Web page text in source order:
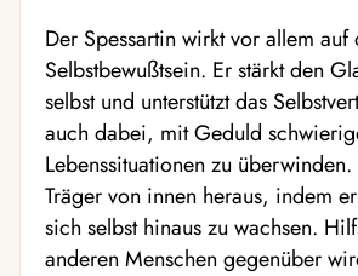
Der Spessartin wirkt vor allem auf
Selbstbewußtsein. Er stärkt den
selbst und unterstützt das
auch dabei, mit Geduld
Lebenssituationen zu überwinden.
Träger von innen heraus, indem
sich selbst hinaus zu wachsen.
anderen Menschen gegenüber